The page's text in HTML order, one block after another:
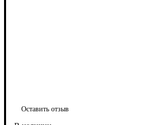
Оставить отзыв